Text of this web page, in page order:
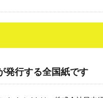
発行する全国紙です